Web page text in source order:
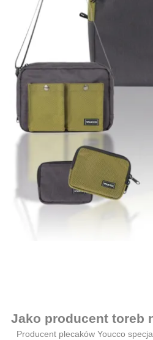
Jako producent toreb
Producent plecaków Youcco